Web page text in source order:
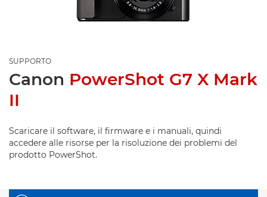
SUPPORTO
Canon PowerShot G7 X Mark
II
Scaricare il software, il firmware e i manuali, quindi
accedere alle risorse per la risoluzione dei problemi del
prodotto PowerShot.